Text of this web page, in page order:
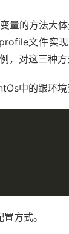
量的方法大
文件实
，对这三种
中的跟环境
方式。